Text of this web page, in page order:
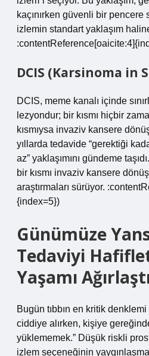
kaçınırken güvenli bir pencere
izlemin standart yaklaşım
DCIS (Karsinoma in
DCIS, meme kanalı içinde
lezyondur; bir kısmı hiçbir
kısmıysa invaziv kansere
yıllarda tedavide “gerektiği
az” yaklaşımını gündeme
bir kısmı invaziv kansere
araştırmaları sürüyor.
{index=5})
Günümüze
Tedaviyi
Yaşamı
Bugün tıbbın en kritik denklemi
ciddiye alırken, kişiye
yüklememek.” Düşük riskli
izlem seçeneğinin